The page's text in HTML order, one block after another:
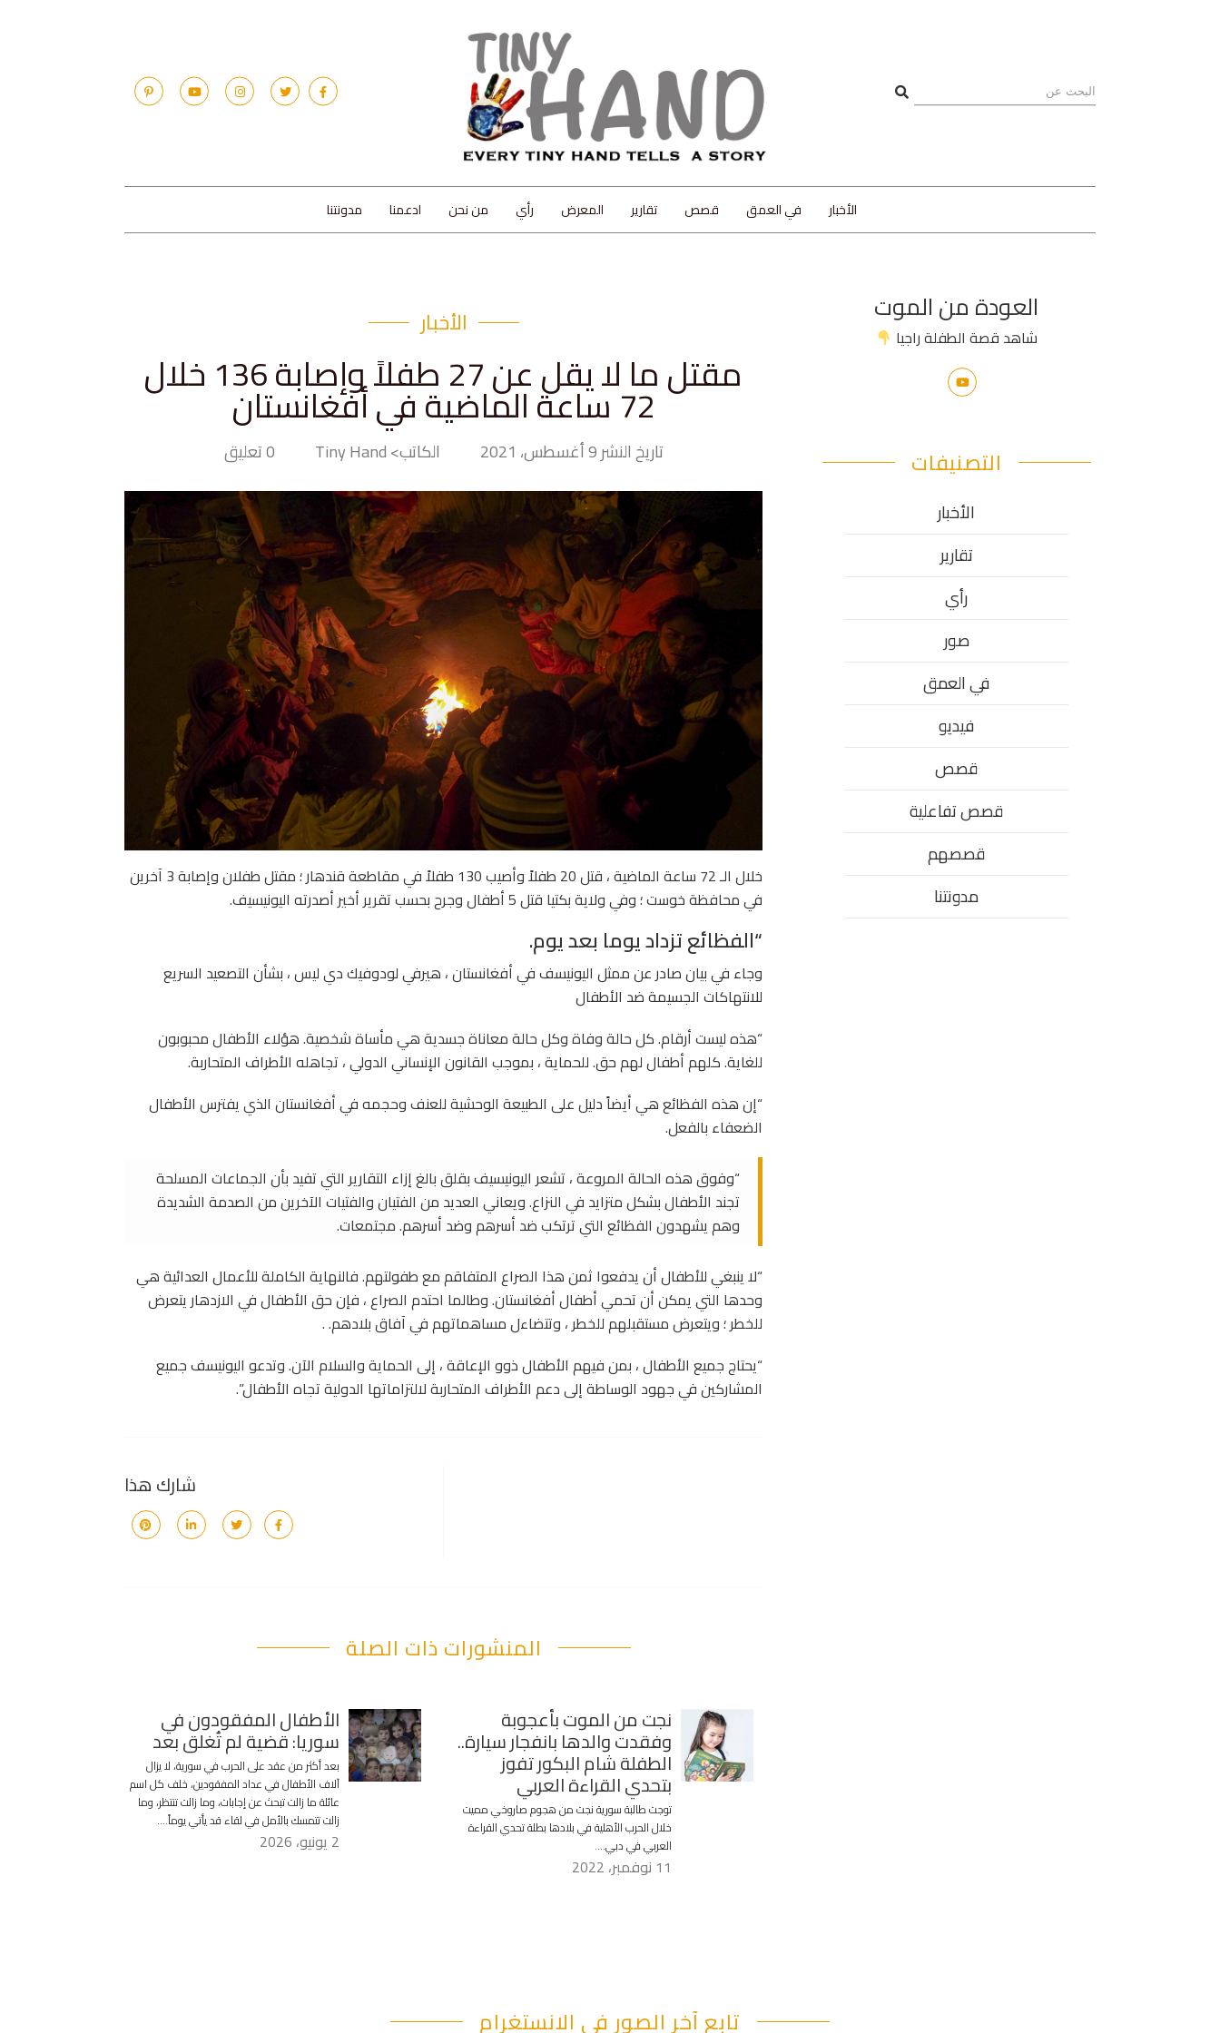
الأخبار في العمق قصص تقارير المعرض رأي من نحن ادعمنا مدونتنا
الأخبار
مقتل ما لا يقل عن 27 طفلاً وإصابة 136 خلال
72 ساعة الماضية في أفغانستان
تاريخ النشر 9 أغسطس، 2021 الكاتب> Tiny Hand 0 تعليق
خلال الـ 72 ساعة الماضية ، قتل 20 طفلاً وأصيب 130 طفلاً في مقاطعة قندهار ؛ مقتل طفلان وإصابة 3 آخرين
في محافظة خوست ؛ وفي ولاية بكتيا قتل 5 أطفال وجرح بحسب تقرير أخير أصدرته اليونيسيف.
“الفظائع تزداد يوما بعد يوم.
وجاء في بيان صادر عن ممثل اليونيسف في أفغانستان ، هيرفي لودوفيك دي ليس ، بشأن التصعيد السريع
للانتهاكات الجسيمة ضد الأطفال
“هذه ليست أرقام. كل حالة وفاة وكل حالة معاناة جسدية هي مأساة شخصية. هؤلاء الأطفال محبوبون
للغاية. كلهم ​​أطفال لهم حق. للحماية ، بموجب القانون الإنساني الدولي ، تجاهله الأطراف المتحاربة.
“إن هذه الفظائع هي أيضاً دليل على الطبيعة الوحشية للعنف وحجمه في أفغانستان الذي يفترس الأطفال
الضعفاء بالفعل.
“وفوق هذه الحالة المروعة ، تشعر اليونيسيف بقلق بالغ إزاء التقارير التي تفيد بأن الجماعات المسلحة
تجند الأطفال بشكل متزايد في النزاع. ويعاني العديد من الفتيان والفتيات الآخرين من الصدمة الشديدة
وهم يشهدون الفظائع التي ترتكب ضد أسرهم وضد أسرهم. مجتمعات.
“لا ينبغي للأطفال أن يدفعوا ثمن هذا الصراع المتفاقم مع طفولتهم. فالنهاية الكاملة للأعمال العدائية هي
وحدها التي يمكن أن تحمي أطفال أفغانستان. وطالما احتدم الصراع ، فإن حق الأطفال في الازدهار يتعرض
للخطر ؛ ويتعرض مستقبلهم للخطر ، وتتضاءل مساهماتهم في آفاق بلادهم. .
“يحتاج جميع الأطفال ، بمن فيهم الأطفال ذوو الإعاقة ، إلى الحماية والسلام الآن. وتدعو اليونيسف جميع
المشاركين في جهود الوساطة إلى دعم الأطراف المتحاربة لالتزاماتها الدولية تجاه الأطفال”.
شارك هذا
المنشورات ذات الصلة
الأطفال المفقودون في
سوريا: قضية لم تُغلق بعد
بعد أكثر من عقد على الحرب في سورية، لا يزال
آلاف الأطفال في عداد المفقودين، خلف كل اسم
عائلة ما زالت تبحث عن إجابات، وما زالت تنتظر، وما
زالت تتمسك بالأمل في لقاء قد يأتي يوماً….
2 يونيو، 2026
نجت من الموت بأعجوبة
وفقدت والدها بانفجار سيارة..
الطفلة شام البكور تفوز
بتحدي القراءة العربي
توجت طالبة سورية نجت من هجوم صاروخي مميت
خلال الحرب الأهلية في بلادها بطلة تحدي القراءة
العربي في دبي….
11 نوفمبر، 2022
العودة من الموت
شاهد قصة الطفلة راجيا
التصنيفات
الأخبار
تقارير
رأي
صور
في العمق
فيديو
قصص
قصص تفاعلية
قصصهم
مدونتنا
تابع آخر الصور في الانستغرام